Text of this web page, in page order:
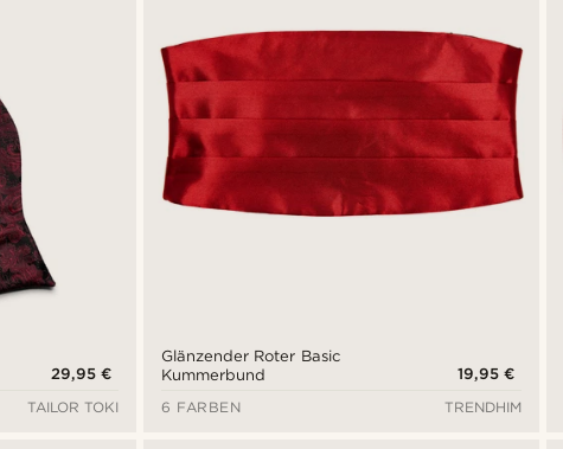
29,95 €
TAILOR TOKI
Glänzender Roter Basic
Kummerbund
19,95 €
6 FARBEN
TRENDHIM